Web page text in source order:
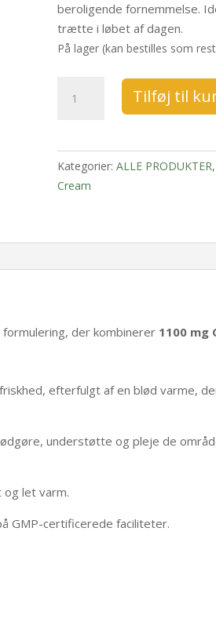
beroligende fornemmelse.
trætte i løbet af dagen.
På lager (kan bestilles som
Kent
antal
Tilføj til
Kategorier: ALLE PRODUKTER
Cream
der kombinerer 1100 mg
efterfulgt af en blød varme,
understøtte og pleje de
let varm.
GMP-certificerede faciliteter.